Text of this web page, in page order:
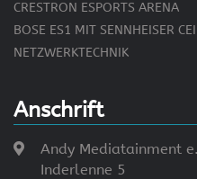
Anschrift
Andy Mediatainment
Inderlenne 5
CRESTRON ESPORTS ARENA
BOSE ES1 MIT SENNHEISER
NETZWERKTECHNIK